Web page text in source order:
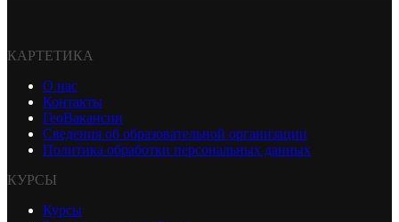
КАРТЕТИКА
О нас
Контакты
ГеоВакансии
Сведения об образовательной организации
Политика обработки персональных данных
КУРСЫ
Курсы